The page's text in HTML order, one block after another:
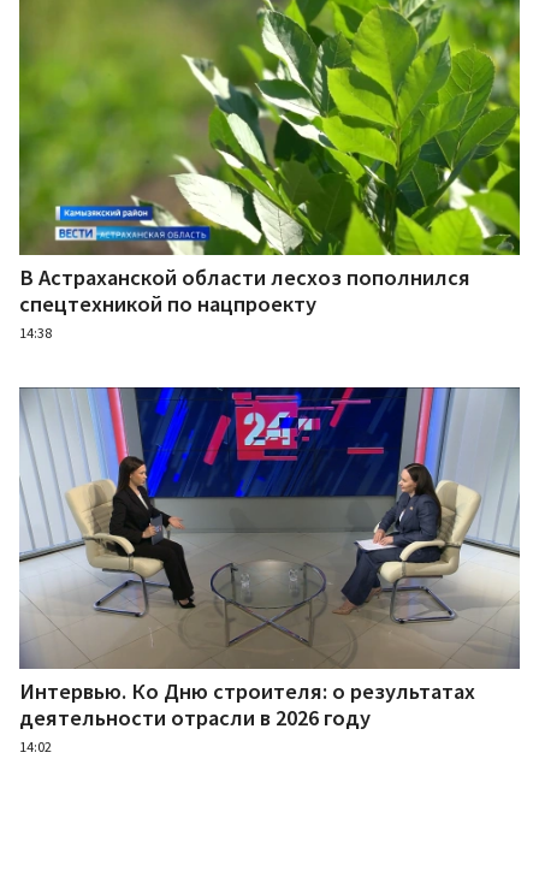
В Астраханской области лесхоз пополнился
спецтехникой по нацпроекту
14:38
Интервью. Ко Дню строителя: о результатах
деятельности отрасли в 2026 году
14:02